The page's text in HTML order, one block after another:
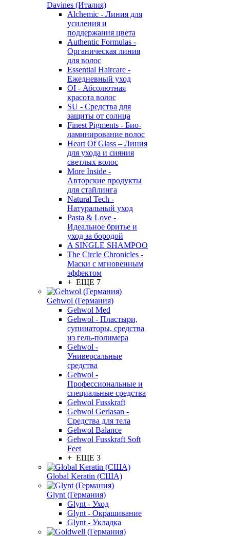
Davines (Италия)
Alchemic - Линия для
усиления и
поддержания цвета
Authentic Formulas -
Органическая линия
для волос
Essential Haircare -
Eжедневный уход
OI - Абсолютная
красота волос
SU - Средства для
защиты от солнца
Finest Pigments - Био-
ламинирование волос
Heart Of Glass – Линия
для ухода и сияния
светлых волос
More Inside -
Авторские продукты
для стайлинга
Natural Tech -
Натуральный уход
Pasta & Love -
Идеальное бритье и
уход за бородой
A SINGLE SHAMPOO
The Circle Chronicles -
Маски с мгновенным
эффектом
+ ЕЩЕ 7
Gehwol (Германия)
Gehwol Med
Gehwol - Пластыри,
супинаторы, средства
из гель-полимера
Gehwol -
Универсальные
средства
Gehwol -
Профессиональные и
специальные средства
Gehwol Fusskraft
Gehwol Gerlasan -
Средства для тела
Gehwol Balance
Gehwol Fusskraft Soft
Feet
+ ЕЩЕ 3
Global Keratin (США)
Glynt (Германия)
Glynt - Уход
Glynt - Окрашивание
Glynt - Укладка